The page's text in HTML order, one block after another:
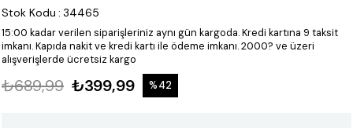
Stok Kodu : 34465
15:00 kadar verilen siparişleriniz aynı gün kargoda.Kredi kartına 9 taksit
imkanı.Kapıda nakit ve kredi kartı ile ödeme imkanı.2000? ve üzeri
alışverişlerde ücretsiz kargo
₺689,99 ₺399,99 %42